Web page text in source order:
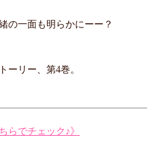
の一面も明らかにーー？
ーリー、第4巻。
らでチェック♪》